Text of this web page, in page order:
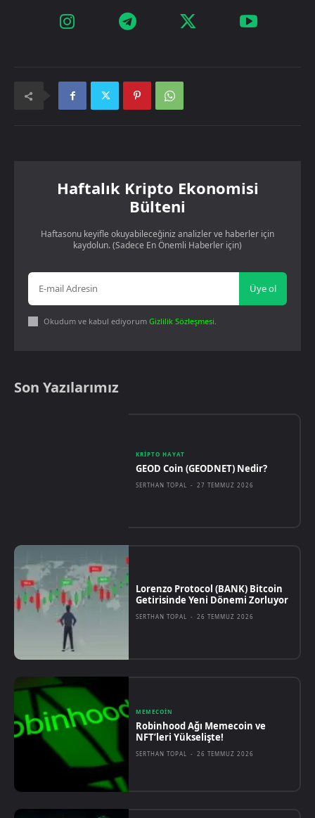
Haftalık Kripto Ekonomisi
Bülteni
Haftasonu keyifle okuyabileceğiniz analizler ve haberler için
kaydolun. (Sadece En Önemli Haberler için)
Üye ol
Okudum ve kabul ediyorum Gizlilik Sözleşmesi.
Son Yazılarımız
KRIPTO HAYAT
GEOD Coin (GEODNET) Nedir?
SERTHAN TOPAL - 27 TEMMUZ 2026
Lorenzo Protocol (BANK) Bitcoin
Getirisinde Yeni Dönemi Zorluyor
SERTHAN TOPAL - 26 TEMMUZ 2026
MEMECOIN
Robinhood Ağı Memecoin ve
NFT’leri Yükselişte!
SERTHAN TOPAL - 26 TEMMUZ 2026